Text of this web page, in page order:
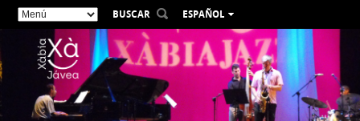
BUSCAR
ESPAÑOL
VALENCIÀ
ENGLISH
DEUTSCH